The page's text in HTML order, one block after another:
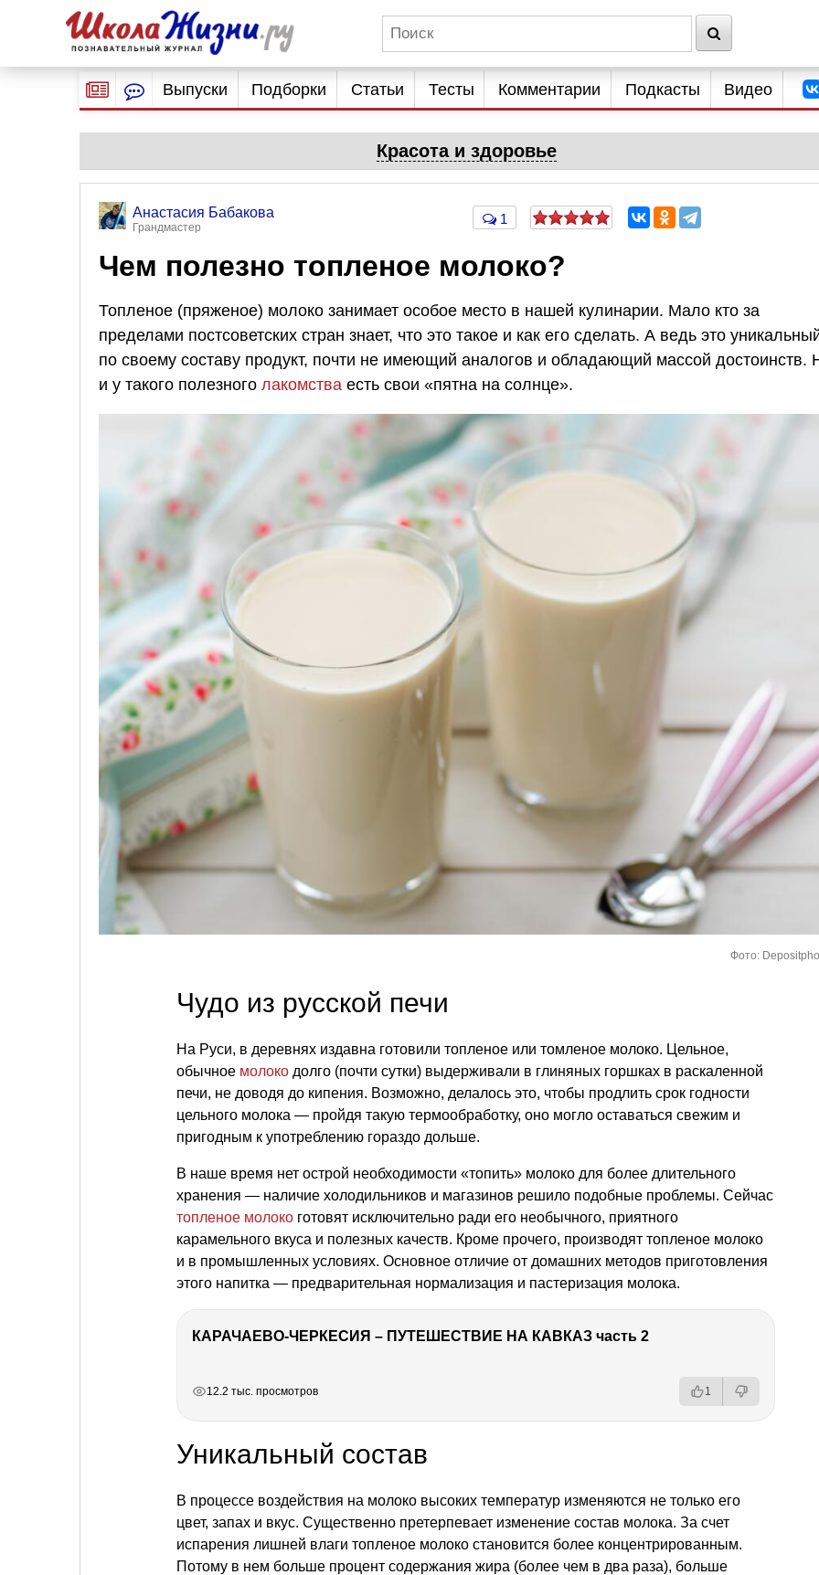
Выпуски Подборки Статьи Тесты Комментарии Подкасты Видео
Красота и здоровье
Анастасия Бабакова
Грандмастер
1
Чем полезно топленое молоко?
Топленое (пряженое) молоко занимает особое место в нашей кулинарии. Мало кто за
пределами постсоветских стран знает, что это такое и как его сделать. А ведь это
по своему составу продукт, почти не имеющий аналогов и обладающий массой достоинств.
и у такого полезного лакомства есть свои «пятна на солнце».
Фото:
Чудо из русской печи
На Руси, в деревнях издавна готовили топленое или томленое молоко. Цельное,
обычное молоко долго (почти сутки) выдерживали в глиняных горшках в раскаленной
печи, не доводя до кипения. Возможно, делалось это, чтобы продлить срок годности
цельного молока — пройдя такую термообработку, оно могло оставаться свежим и
пригодным к употреблению гораздо дольше.
В наше время нет острой необходимости «топить» молоко для более длительного
хранения — наличие холодильников и магазинов решило подобные проблемы. Сейчас
топленое молоко готовят исключительно ради его необычного, приятного
карамельного вкуса и полезных качеств. Кроме прочего, производят топленое молоко
и в промышленных условиях. Основное отличие от домашних методов приготовления
этого напитка — предварительная нормализация и пастеризация молока.
КАРАЧАЕВО-ЧЕРКЕСИЯ – ПУТЕШЕСТВИЕ НА КАВКАЗ часть 2
12.2 тыс. просмотров 1
Уникальный состав
В процессе воздействия на молоко высоких температур изменяются не только его
цвет, запах и вкус. Существенно претерпевает изменение состав молока. За счет
испарения лишней влаги топленое молоко становится более концентрированным.
Потому в нем больше процент содержания жира (более чем в два раза), больше